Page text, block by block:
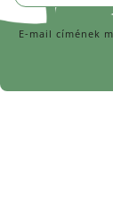
E-mail címének